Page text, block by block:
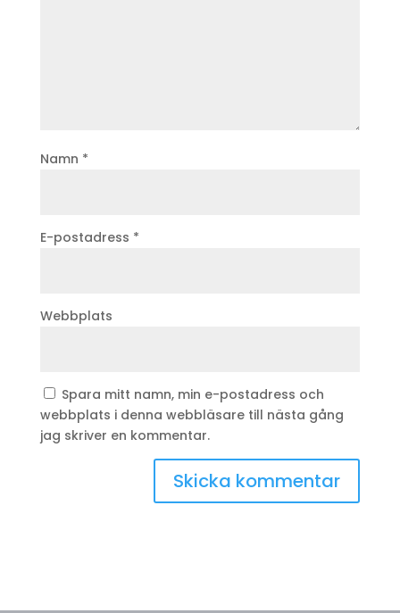
Namn *
E-postadress *
Webbplats
Spara mitt namn, min e-postadress och
webbplats i denna webbläsare till nästa gång
jag skriver en kommentar.